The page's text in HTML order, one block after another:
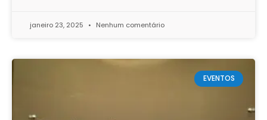
janeiro 23, 2025 Nenhum comentário
EVENTOS